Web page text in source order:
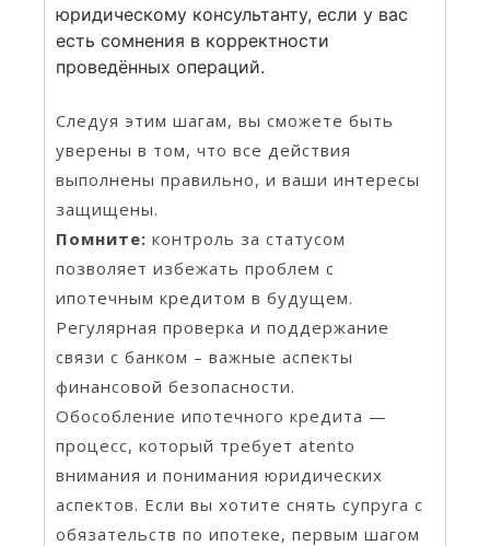
юридическому консультанту, если у вас
есть сомнения в корректности
проведённых операций.
Следуя этим шагам, вы сможете быть
уверены в том, что все действия
выполнены правильно, и ваши интересы
защищены.
Помните: контроль за статусом
позволяет избежать проблем с
ипотечным кредитом в будущем.
Регулярная проверка и поддержание
связи с банком – важные аспекты
финансовой безопасности.
Обособление ипотечного кредита —
процесс, который требует atento
внимания и понимания юридических
аспектов. Если вы хотите снять супруга с
обязательств по ипотеке, первым шагом